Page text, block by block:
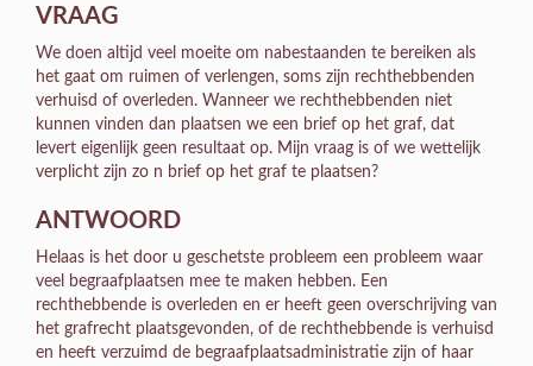
VRAAG
We doen altijd veel moeite om nabestaanden te bereiken als
het gaat om ruimen of verlengen, soms zijn rechthebbenden
verhuisd of overleden. Wanneer we rechthebbenden niet
kunnen vinden dan plaatsen we een brief op het graf, dat
levert eigenlijk geen resultaat op. Mijn vraag is of we wettelijk
verplicht zijn zo n brief op het graf te plaatsen?
ANTWOORD
Helaas is het door u geschetste probleem een probleem waar
veel begraafplaatsen mee te maken hebben. Een
rechthebbende is overleden en er heeft geen overschrijving van
het grafrecht plaatsgevonden, of de rechthebbende is verhuisd
en heeft verzuimd de begraafplaatsadministratie zijn of haar